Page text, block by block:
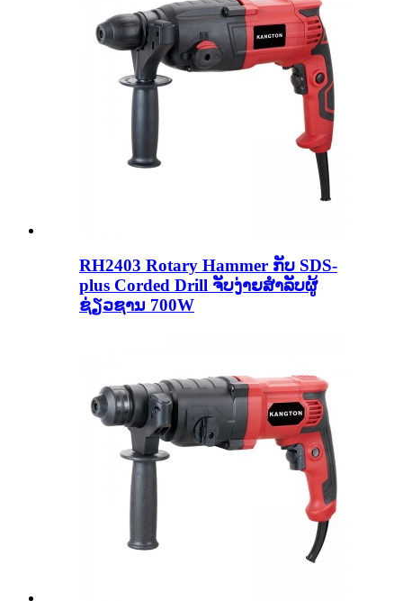
RH2403 Rotary Hammer ກັບ SDS-
plus Corded Drill ຈັບງ່າຍສໍາລັບຜູ້
ຊ່ຽວຊານ 700W